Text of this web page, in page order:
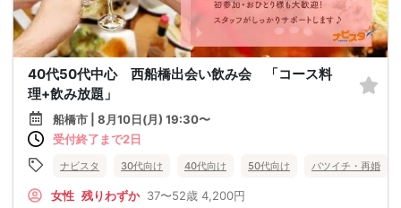
40代50代中心 西船橋出会い飲み会 「コース料
理+飲み放題」
船橋市 | 8月10日(月) 19:30〜
受付終了まで2日
ナビスタ 30代向け 40代向け 50代向け バツイチ・再婚
女性 残りわずか 37〜52歳 4,200円